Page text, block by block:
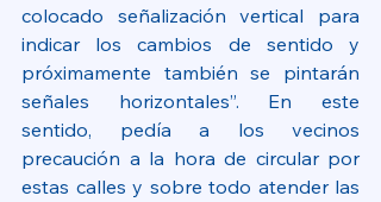
colocado señalización vertical para
indicar los cambios de sentido y
próximamente también se pintarán
señales horizontales”. En este
sentido, pedía a los vecinos
precaución a la hora de circular por
estas calles y sobre todo atender las